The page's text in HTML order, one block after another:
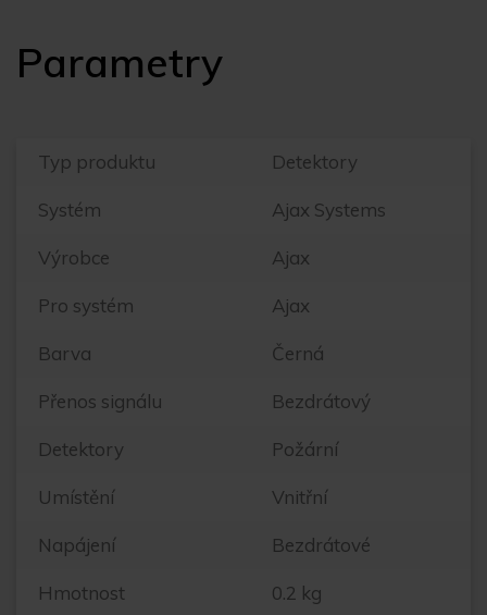
Parametry
Typ produktu Detektory
Systém Ajax Systems
Výrobce Ajax
Pro systém Ajax
Barva Černá
Přenos signálu Bezdrátový
Detektory Požární
Umístění Vnitřní
Napájení Bezdrátové
Hmotnost 0.2 kg